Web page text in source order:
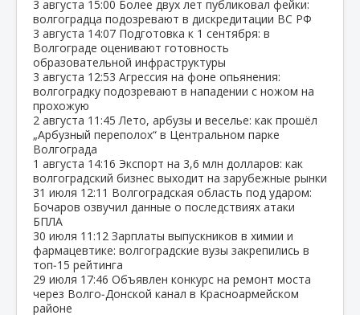
3 августа 15:00 Более двух лет публиковал фейки:
волгоградца подозревают в дискредитации ВС РФ
3 августа 14:07 Подготовка к 1 сентября: в
Волгограде оценивают готовность
образовательной инфраструктуры
3 августа 12:53 Агрессия на фоне опьянения:
волгоградку подозревают в нападении с ножом на
прохожую
2 августа 11:45 Лето, арбузы и веселье: как прошёл
„Арбузный переполох“ в Центральном парке
Волгограда
1 августа 14:16 Экспорт на 3,6 млн долларов: как
волгоградский бизнес выходит на зарубежные рынки
31 июля 12:11 Волгоградская область под ударом:
Бочаров озвучил данные о последствиях атаки
БПЛА
30 июля 11:12 Зарплаты выпускников в химии и
фармацевтике: волгоградские вузы закрепились в
топ‑15 рейтинга
29 июля 17:46 Объявлен конкурс на ремонт моста
через Волго‑Донской канал в Красноармейском
районе